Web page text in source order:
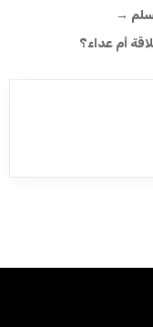
→
أم عداء؟